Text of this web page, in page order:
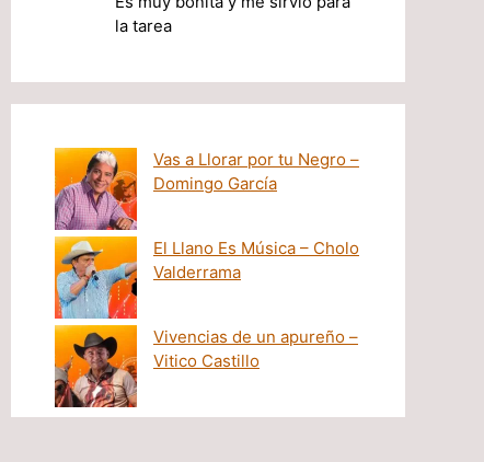
la tarea
Vas a Llorar por tu Negro –
Domingo García
El Llano Es Música – Cholo
Valderrama
Vivencias de un apureño –
Vitico Castillo